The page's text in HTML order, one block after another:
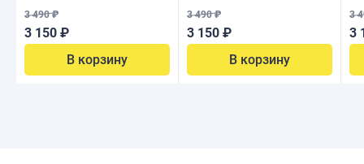
3 490 ₽
3 150 ₽
В корзину
3 490 ₽
3 150 ₽
В корзину
3
3